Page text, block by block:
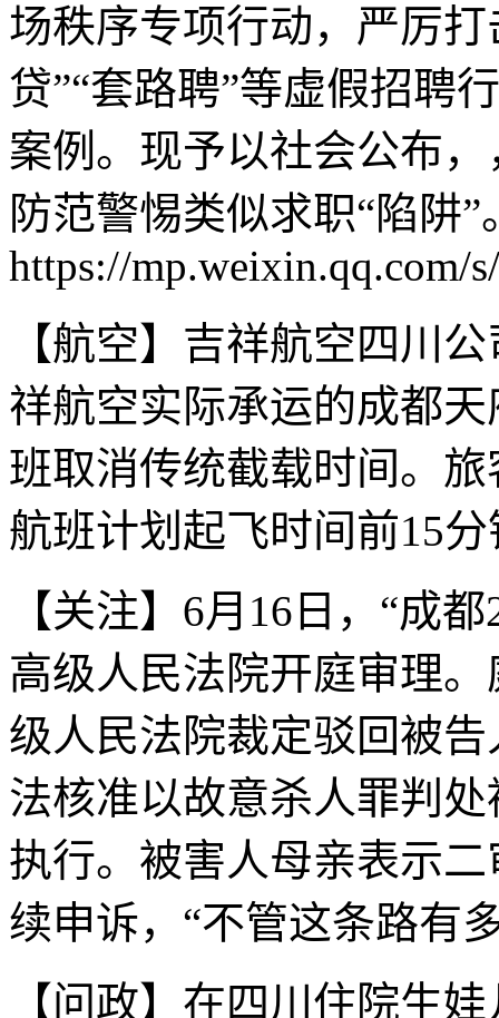
场秩序专项行动，严厉
贷”“套路聘”等虚假招聘
案例。现予以社会公布
防范警惕类似求职“陷阱”
https://mp.weixin.qq.com/
【航空】吉祥航空四川
祥航空实际承运的成都
班取消传统截载时间。
航班计划起飞时间前15
【关注】6月16日，“成
高级人民法院开庭审理
级人民法院裁定驳回被
法核准以故意杀人罪判
执行。被害人母亲表示
续申诉，“不管这条路有
【问政】在四川住院生